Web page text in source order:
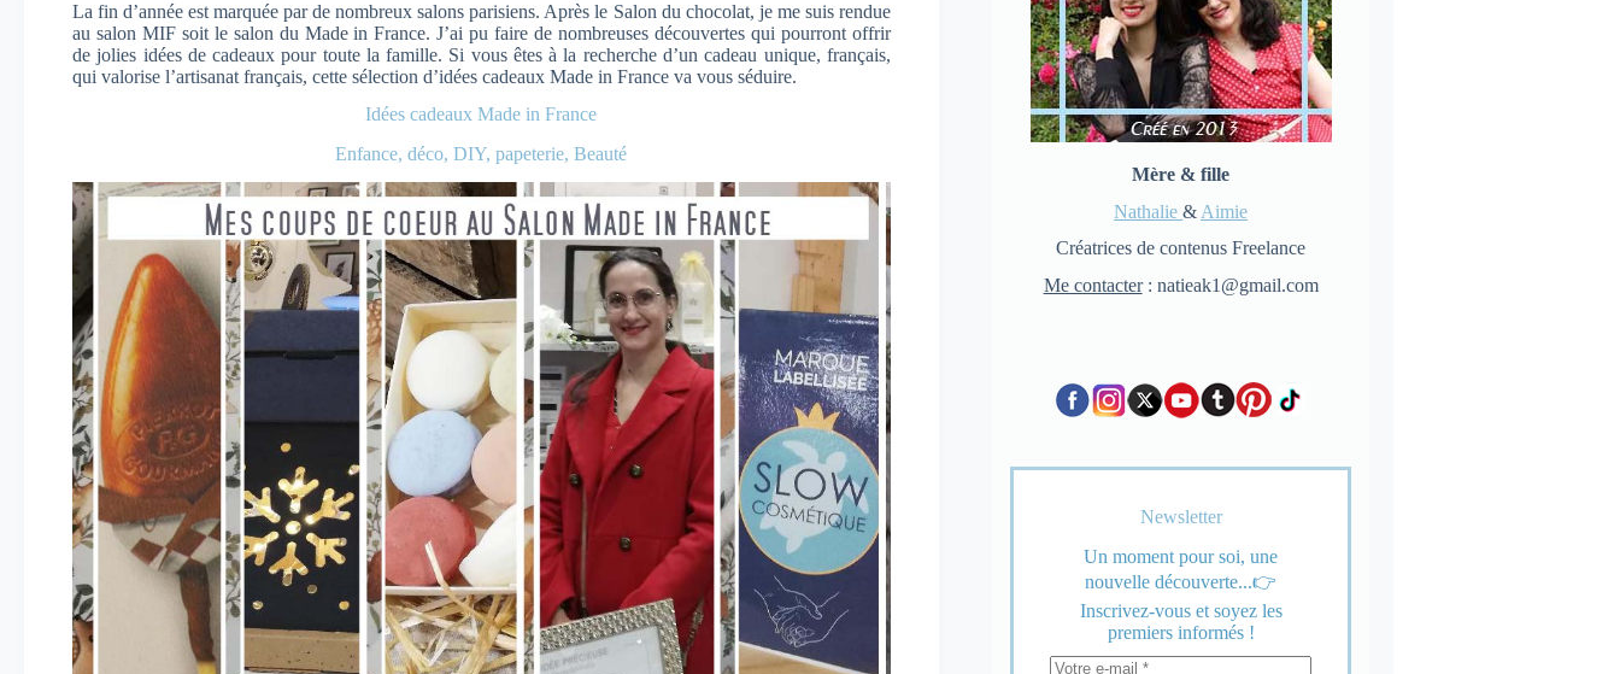
La fin d’année est marquée par de nombreux salons parisiens. Après le Salon du chocolat, je me suis rendue
au salon MIF soit le salon du Made in France. J’ai pu faire de nombreuses découvertes qui pourront offrir
de jolies idées de cadeaux pour toute la famille. Si vous êtes à la recherche d’un cadeau unique, français,
qui valorise l’artisanat français, cette sélection d’idées cadeaux Made in France va vous séduire.
Idées cadeaux Made in France
Enfance, déco, DIY, papeterie, Beauté
Mère & fille
Nathalie& Aimie
Créatrices de contenus Freelance
Me contacter: natieak1@gmail.com
Newsletter
Un moment pour soi, une
nouvelle découverte...👉
Inscrivez-vous et soyez les
premiers informés !